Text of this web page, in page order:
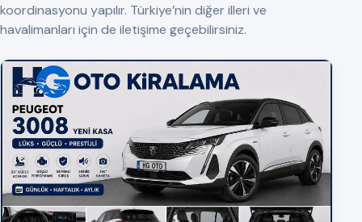
koordinasyonu yapılır. Türkiye’nin diğer illeri ve
havalimanları için de iletişime geçebilirsiniz.